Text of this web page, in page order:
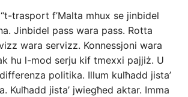
trasport f’Malta mhux se jinbidel
Jinbidel pass wara pass. Rotta
wara servizz. Konnessjoni wara
hu l-mod serju kif tmexxi pajjiż. U
politika. Illum kulħadd jista’
Kulħadd jista’ jwiegħed aktar. Imma